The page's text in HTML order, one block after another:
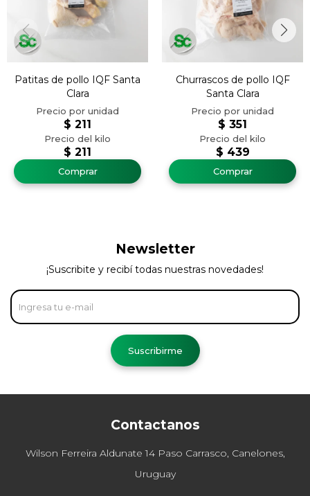
Patitas de pollo IQF Santa
Clara
$ 211
$ 211
Churrascos de pollo IQF
Santa Clara
$ 439
$ 351
Contactanos
Wilson Ferreira Aldunate 14 Paso Carrasco, Canelones,
Uruguay
Newsletter
¡Suscribite y recibí todas nuestras novedades!
Suscribirme